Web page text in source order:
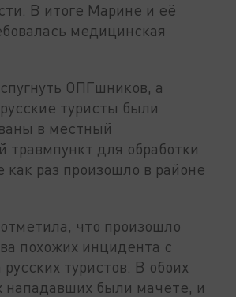
В итоге Марине и её
медицинская
ОПГшников, а
туристы были
в местный
травмпункт для обработки
как раз произошло в районе
что произошло
похожих инцидента с
туристов. В обоих
нападавших были мачете, и